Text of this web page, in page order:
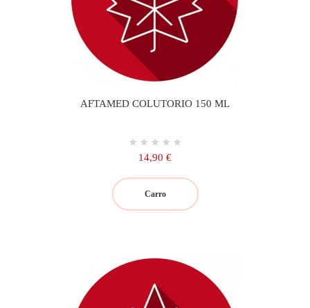
AFTAMED COLUTORIO 150 ML
Precio
14,90 €
Carro